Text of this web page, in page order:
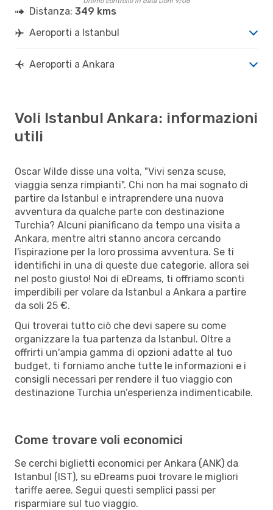
Distanza: 349 kms
Aeroporti a Istanbul
Aeroporti a Ankara
Voli Istanbul Ankara: informazioni
utili
Oscar Wilde disse una volta, "Vivi senza scuse,
viaggia senza rimpianti". Chi non ha mai sognato di
partire da Istanbul e intraprendere una nuova
avventura da qualche parte con destinazione
Turchia? Alcuni pianificano da tempo una visita a
Ankara, mentre altri stanno ancora cercando
l'ispirazione per la loro prossima avventura. Se ti
identifichi in una di queste due categorie, allora sei
nel posto giusto! Noi di eDreams, ti offriamo sconti
imperdibili per volare da Istanbul a Ankara a partire
da soli 25 €.
Qui troverai tutto ciò che devi sapere su come
organizzare la tua partenza da Istanbul. Oltre a
offrirti un'ampia gamma di opzioni adatte al tuo
budget, ti forniamo anche tutte le informazioni e i
consigli necessari per rendere il tuo viaggio con
destinazione Turchia un’esperienza indimenticabile.
Come trovare voli economici
Se cerchi biglietti economici per Ankara (ANK) da
Istanbul (IST), su eDreams puoi trovare le migliori
tariffe aeree. Segui questi semplici passi per
risparmiare sul tuo viaggio.